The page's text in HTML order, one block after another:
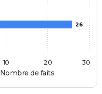
Nombre de faits
26
10 20 30